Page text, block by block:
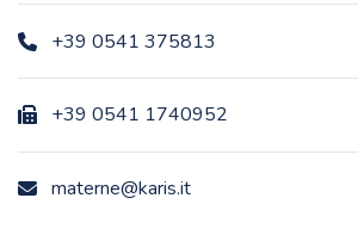
+39 0541 375813
+39 0541 1740952
materne@karis.it